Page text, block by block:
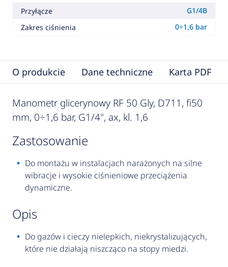
Przyłącze
G1/4B
Zakres ciśnienia
0÷1,6 bar
O produkcie Dane techniczne Karta PDF
Manometr glicerynowy RF 50 Gly, D711, fi50
mm, 0÷1,6 bar, G1/4", ax, kl. 1,6
zastosowanie
Do montażu w instalacjach narażonych na silne
wibracje i wysokie ciśnieniowe przeciążenia
dynamiczne.
opis
Do gazów i cieczy nielepkich, niekrystalizujących,
które nie działają niszcząco na stopy miedzi.